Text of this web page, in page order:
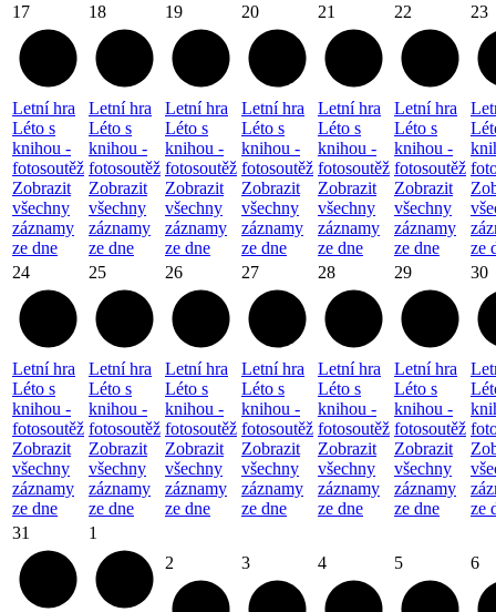
17
Letní hra
Léto s
knihou -
fotosoutěž
Zobrazit
všechny
záznamy
ze dne
18
Letní hra
Léto s
knihou -
fotosoutěž
Zobrazit
všechny
záznamy
ze dne
19
Letní hra
Léto s
knihou -
fotosoutěž
Zobrazit
všechny
záznamy
ze dne
20
Letní hra
Léto s
knihou -
fotosoutěž
Zobrazit
všechny
záznamy
ze dne
21
Letní hra
Léto s
knihou -
fotosoutěž
Zobrazit
všechny
záznamy
ze dne
22
Letní hra
Léto s
knihou -
fotosoutěž
Zobrazit
všechny
záznamy
ze dne
23
ze
24
Letní hra
Léto s
knihou -
fotosoutěž
Zobrazit
všechny
záznamy
ze dne
25
Letní hra
Léto s
knihou -
fotosoutěž
Zobrazit
všechny
záznamy
ze dne
26
Letní hra
Léto s
knihou -
fotosoutěž
Zobrazit
všechny
záznamy
ze dne
27
Letní hra
Léto s
knihou -
fotosoutěž
Zobrazit
všechny
záznamy
ze dne
28
Letní hra
Léto s
knihou -
fotosoutěž
Zobrazit
všechny
záznamy
ze dne
29
Letní hra
Léto s
knihou -
fotosoutěž
Zobrazit
všechny
záznamy
ze dne
30
ze
31
1
2 3 4 5 6